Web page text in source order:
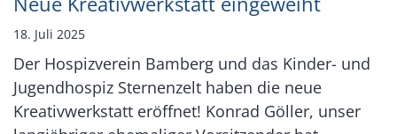
18. Juli 2025
Der Hospizverein Bamberg und das Kinder- und
Jugendhospiz Sternenzelt haben die neue
Kreativwerkstatt eröffnet! Konrad Göller, unser